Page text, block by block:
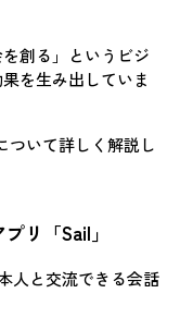
創る」というビジ
を生み出していま
ついて詳しく解説し
リ「Sail」
人と交流できる会話